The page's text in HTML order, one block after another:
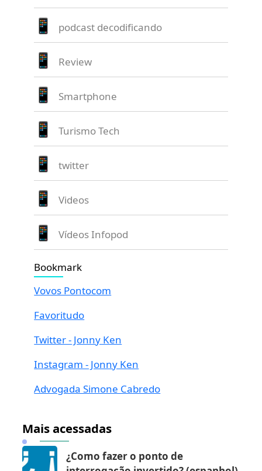
podcast decodificando
Review
Smartphone
Turismo Tech
twitter
Videos
Vídeos Infopod
Bookmark
Vovos Pontocom
Favoritudo
Twitter - Jonny Ken
Instagram - Jonny Ken
Advogada Simone Cabredo
Mais acessadas
¿Como fazer o ponto de